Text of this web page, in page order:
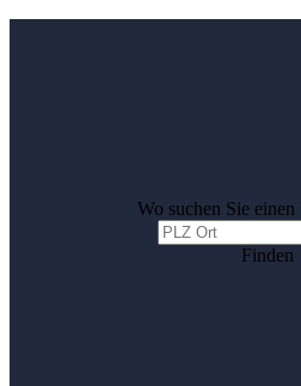
Wo suchen Sie einen
Finden